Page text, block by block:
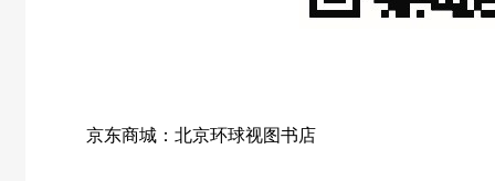
京东商城：北京环球视图书店